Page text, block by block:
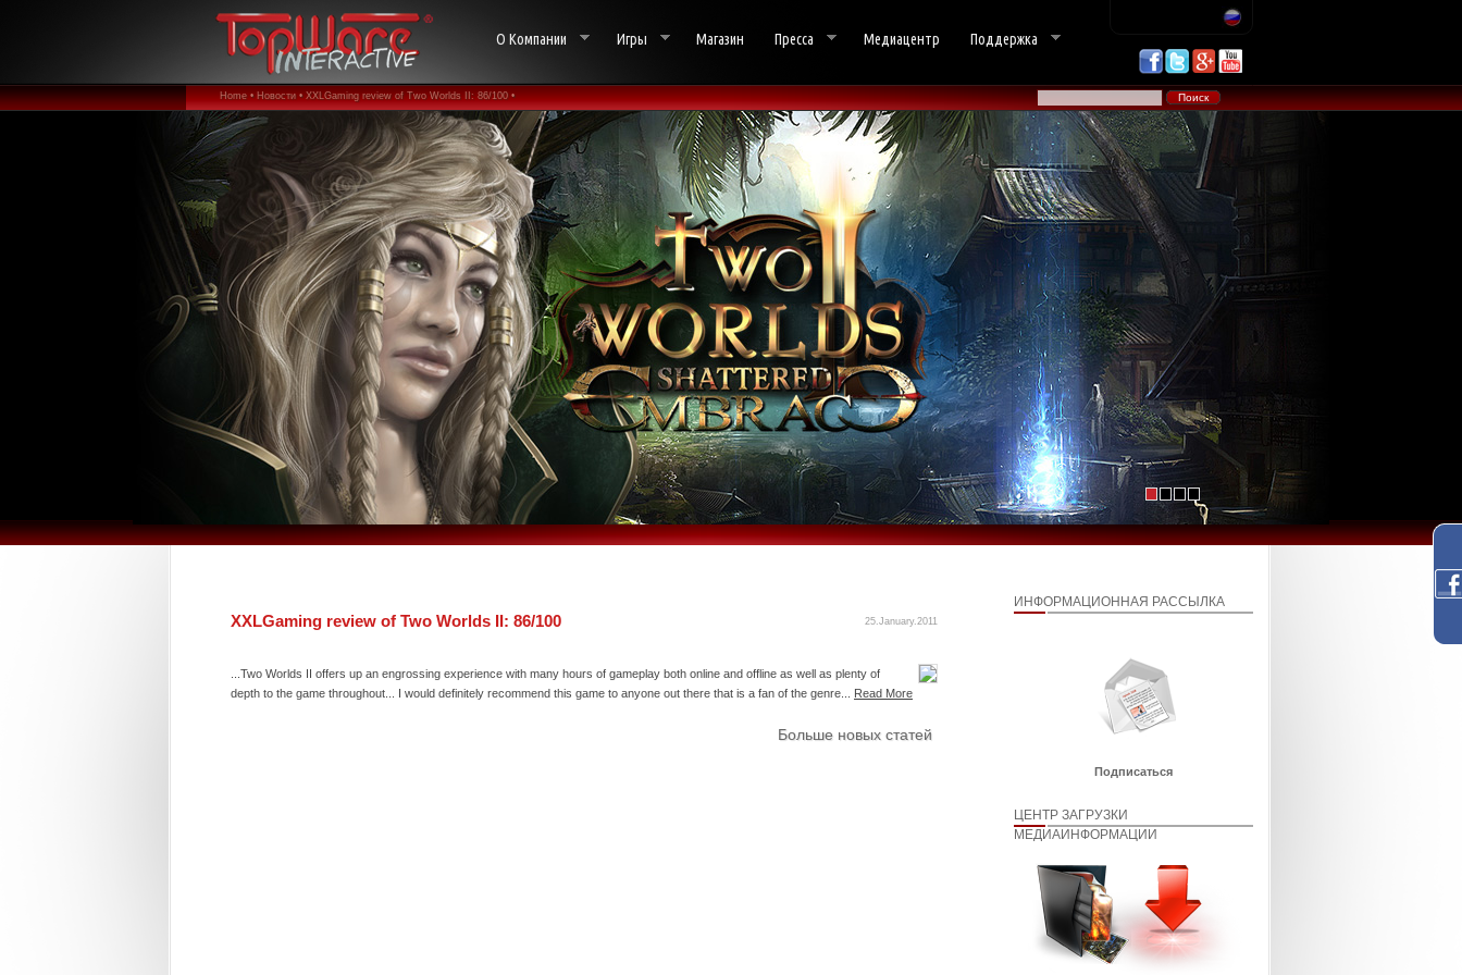
О Компании Игры Магазин Пресса Медиацентр Поддержка
Home • Новости • XXLGaming review of Two Worlds II: 86/100 •
25.January.2011
XXLGaming review of Two Worlds II: 86/100
...Two Worlds II offers up an engrossing experience with many hours of gameplay both online and offline as well as plenty of
depth to the game throughout... I would definitely recommend this game to anyone out there that is a fan of the genre... Read More
Больше новых статей
ИНФОРМАЦИОННАЯ РАССЫЛКА
Подписаться
ЦЕНТР ЗАГРУЗКИ
МЕДИАИНФОРМАЦИИ